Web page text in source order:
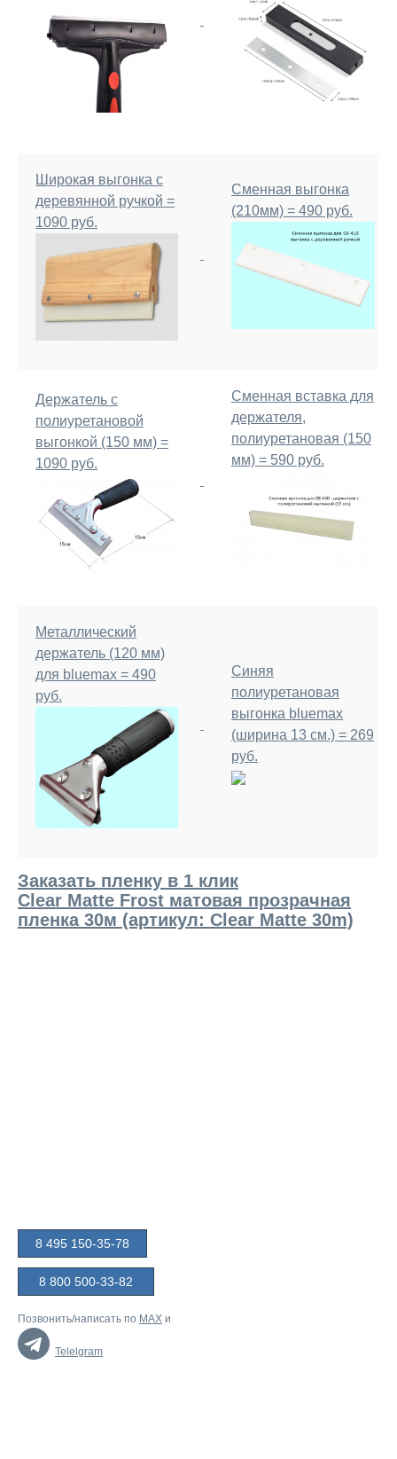
Широкая выгонка с
деревянной ручкой =
1090 руб.
Сменная выгонка
(210мм) = 490 руб.
Держатель с
полиуретановой
выгонкой (150 мм) =
1090 руб.
Сменная вставка для
держателя,
полиуретановая (150
мм) = 590 руб.
Металлический
держатель (120 мм)
для bluemax = 490
руб.
Синяя
полиуретановая
выгонка bluemax
(ширина 13 см.) = 269
руб.
Заказать пленку в 1 клик
Clear Matte Frost матовая прозрачная
пленка 30м (артикул: Clear Matte 30m)
8 495 150-35-78
8 800 500-33-82
Позвонить/написать по MAX и
Telelgram